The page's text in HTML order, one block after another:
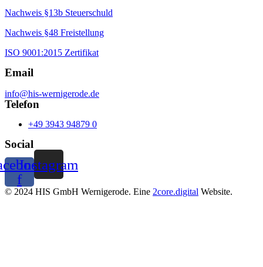
Nachweis §13b Steuerschuld
Nachweis §48 Freistellung
ISO 9001:2015 Zertifikat
Email
info@his-wernigerode.de
Telefon
+49 3943 94879 0
Social
f
Instagram
© 2024 HIS GmbH Wernigerode. Eine 2core.digital Website.